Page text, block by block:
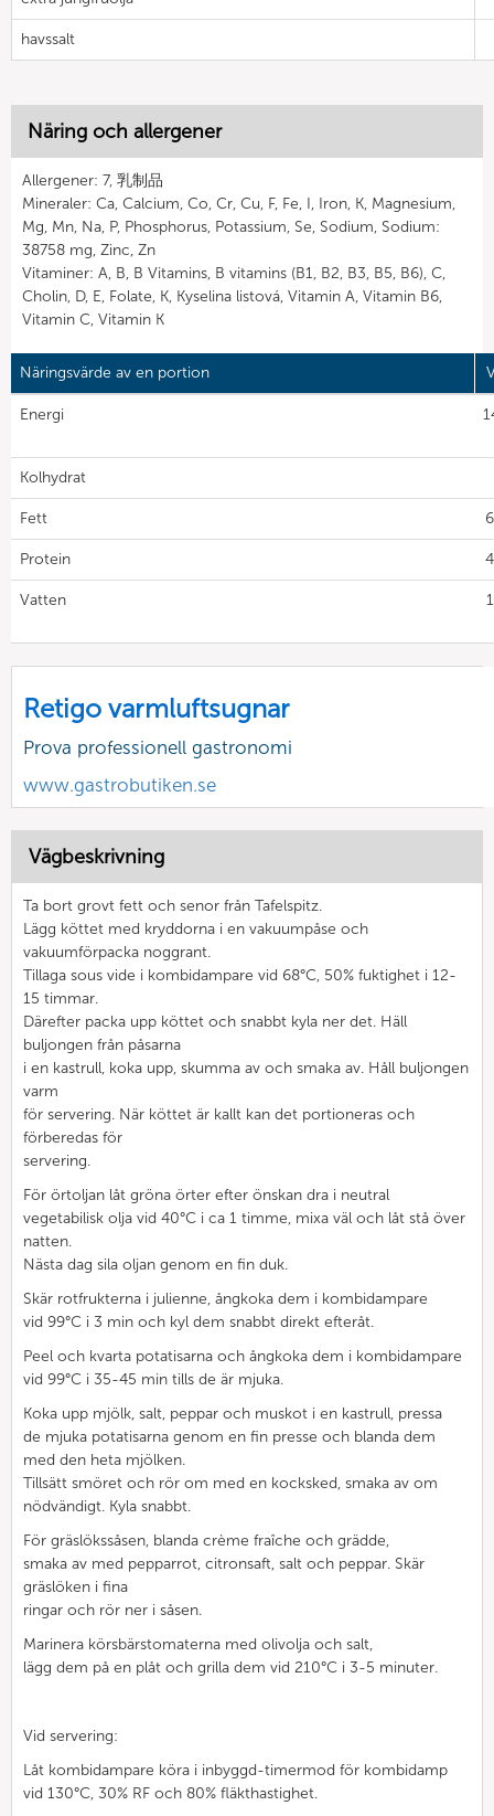
havssalt
Näring och allergener
Allergener: 7, 乳制品
Mineraler: Ca, Calcium, Co, Cr, Cu, F, Fe, I, Iron, K, Magnesium,
Mg, Mn, Na, P, Phosphorus, Potassium, Se, Sodium, Sodium:
38758 mg, Zinc, Zn
Vitaminer: A, B, B Vitamins, B vitamins (B1, B2, B3, B5, B6), C,
Cholin, D, E, Folate, K, Kyselina listová, Vitamin A, Vitamin B6,
Vitamin C, Vitamin K
Näringsvärde av en portion
Energi
Kolhydrat
Fett
Protein
Vatten
Retigo varmluftsugnar
Prova professionell gastronomi
www.gastrobutiken.se
Vägbeskrivning
Ta bort grovt fett och senor från Tafelspitz.
Lägg köttet med kryddorna i en vakuumpåse och
vakuumförpacka noggrant.
Tillaga sous vide i kombidampare vid 68°C, 50% fuktighet i 12-
15 timmar.
Därefter packa upp köttet och snabbt kyla ner det. Häll
buljongen från påsarna
i en kastrull, koka upp, skumma av och smaka av. Håll buljongen
varm
för servering. När köttet är kallt kan det portioneras och
förberedas för
servering.
För örtoljan låt gröna örter efter önskan dra i neutral
vegetabilisk olja vid 40°C i ca 1 timme, mixa väl och låt stå över
natten.
Nästa dag sila oljan genom en fin duk.
Skär rotfrukterna i julienne, ångkoka dem i kombidampare
vid 99°C i 3 min och kyl dem snabbt direkt efteråt.
Peel och kvarta potatisarna och ångkoka dem i kombidampare
vid 99°C i 35-45 min tills de är mjuka.
Koka upp mjölk, salt, peppar och muskot i en kastrull, pressa
de mjuka potatisarna genom en fin presse och blanda dem
med den heta mjölken.
Tillsätt smöret och rör om med en kocksked, smaka av om
nödvändigt. Kyla snabbt.
För gräslökssåsen, blanda crème fraîche och grädde,
smaka av med pepparrot, citronsaft, salt och peppar. Skär
gräslöken i fina
ringar och rör ner i såsen.
Marinera körsbärstomaterna med olivolja och salt,
lägg dem på en plåt och grilla dem vid 210°C i 3-5 minuter.
Vid servering:
Låt kombidampare köra i inbyggd-timermod för kombidamp
vid 130°C, 30% RF och 80% fläkthastighet.